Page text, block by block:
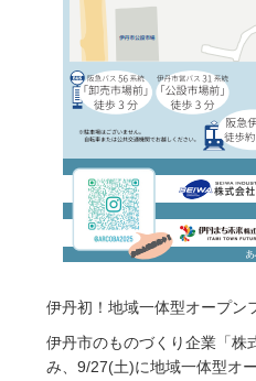
伊丹初！地域一体型オープン
伊丹市のものづくり企業「株
み、9/27(土)に地域一体型オ